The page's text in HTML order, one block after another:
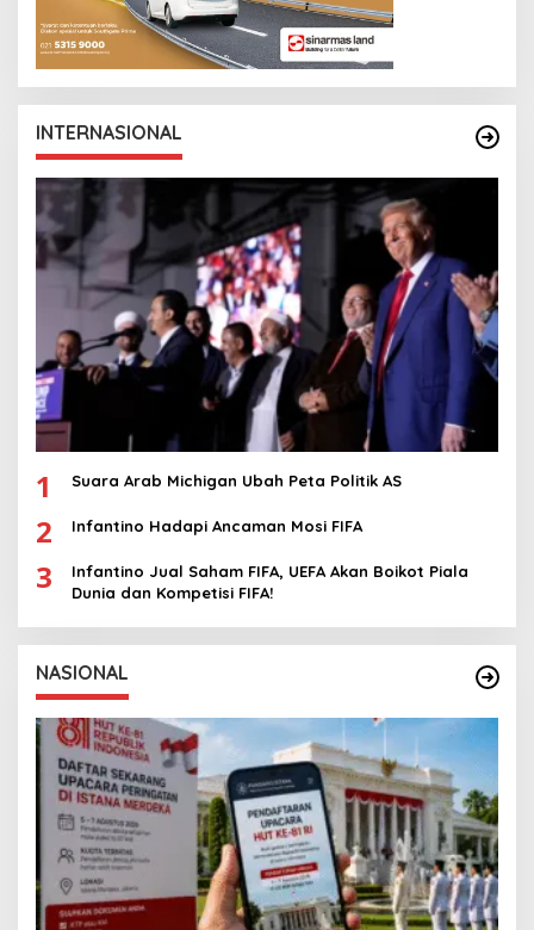
INTERNASIONAL
1 Suara Arab Michigan Ubah Peta Politik AS
2 Infantino Hadapi Ancaman Mosi FIFA
3
Infantino Jual Saham FIFA, UEFA Akan Boikot Piala
Dunia dan Kompetisi FIFA!
NASIONAL